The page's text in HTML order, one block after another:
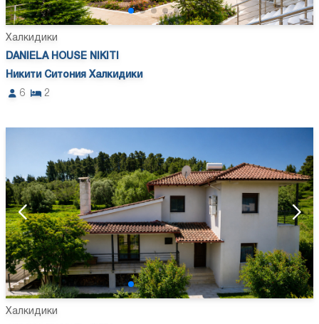
Халкидики
DANIELA HOUSE NIKITI
Никити Ситония Халкидики
6
2
Халкидики